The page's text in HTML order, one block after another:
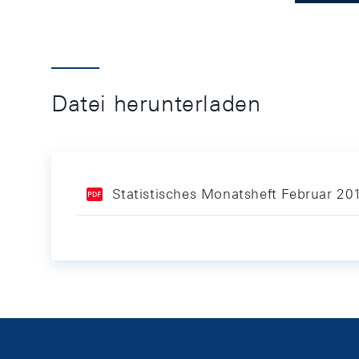
Datei herunterladen
Statistisches Monatsheft Februar